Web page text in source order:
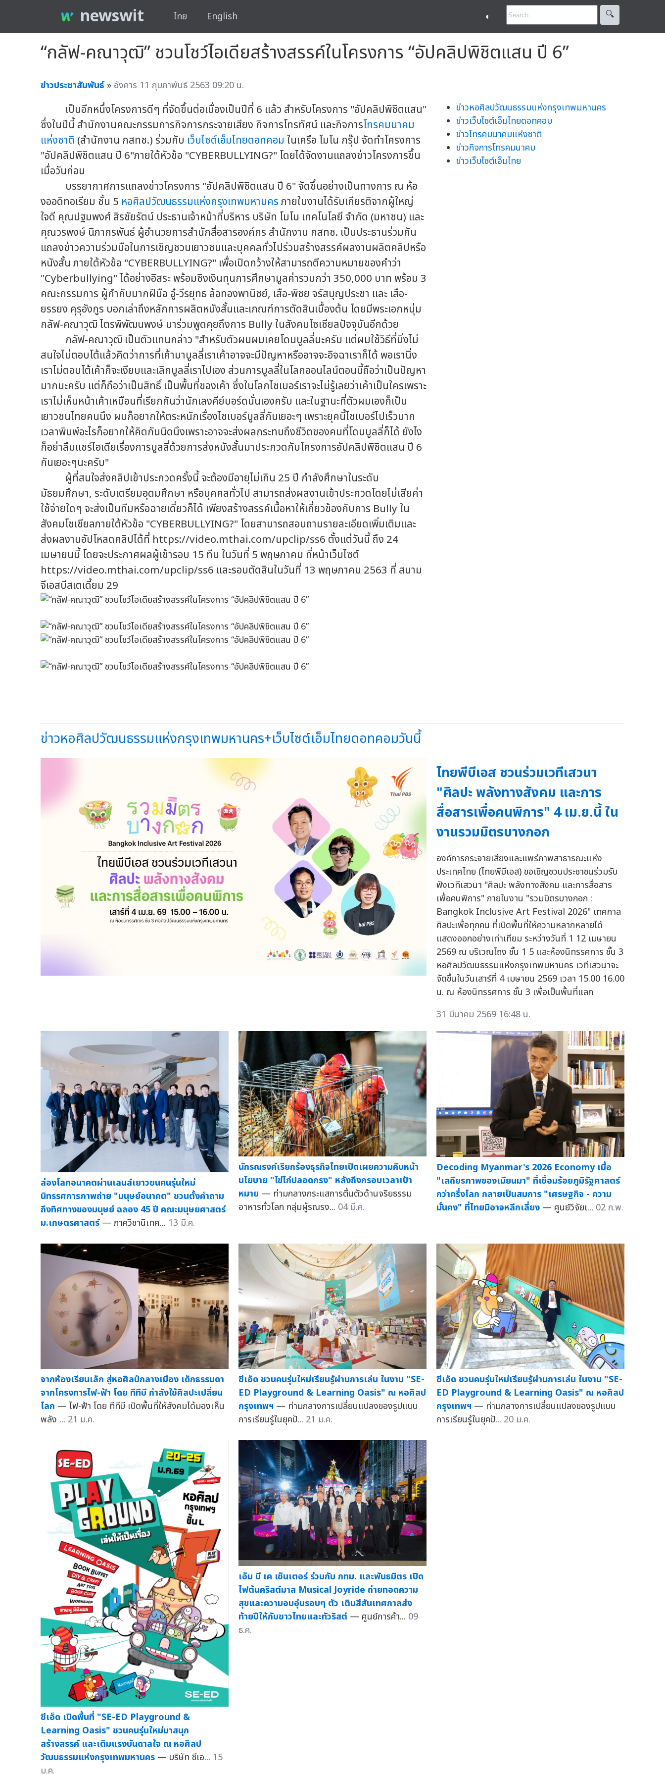
newswit ไทย English ◐ 🔍︎
“กลัฟ-คณาวุฒิ” ชวนโชว์ไอเดียสร้างสรรค์ในโครงการ “อัปคลิปพิชิตแสน ปี 6”
ข่าวประชาสัมพันธ์ » อังคาร 11 กุมภาพันธ์ 2563 09:20 น.
เป็นอีกหนึ่งโครงการดีๆ ที่จัดขึ้นต่อเนื่องเป็นปีที่ 6 แล้ว สำหรับโครงการ "อัปคลิปพิชิตแสน"
ซึ่งในปีนี้ สำนักงานคณะกรรมการกิจการกระจายเสียง กิจการโทรทัศน์ และกิจการโทรคมนาคม
แห่งชาติ (สำนักงาน กสทช.) ร่วมกับ เว็บไซต์เอ็มไทยดอทคอม ในเครือ โมโน กรุ๊ป จัดทำโครงการ
"อัปคลิปพิชิตแสน ปี 6"ภายใต้หัวข้อ "CYBERBULLYING?" โดยได้จัดงานแถลงข่าวโครงการขึ้น
เมื่อวันก่อน
บรรยากาศการแถลงข่าวโครงการ "อัปคลิปพิชิตแสน ปี 6" จัดขึ้นอย่างเป็นทางการ ณ ห้อ
งออดิทอเรียม ชั้น 5 หอศิลปวัฒนธรรมแห่งกรุงเทพมหานครภายในงานได้รับเกียรติจากผู้ใหญ่
ใจดี คุณปฐมพงศ์ สิรชัยรัตน์ ประธานเจ้าหน้าที่บริหาร บริษัท โมโน เทคโนโลยี จำกัด (มหาชน) และ
คุณวรพงษ์ นิภากรพันธ์ ผู้อำนวยการสำนักสื่อสารองค์กร สำนักงาน กสทช. เป็นประธานร่วมกัน
แถลงข่าวความร่วมมือในการเชิญชวนเยาวชนและบุคคลทั่วไปร่วมสร้างสรรค์ผลงานผลิตคลิปหรือ
หนังสั้น ภายใต้หัวข้อ "CYBERBULLYING?" เพื่อเปิดกว้างให้สามารถตีความหมายของคำว่า
"Cyberbullying" ได้อย่างอิสระ พร้อมชิงเงินทุนการศึกษามูลค่ารวมกว่า 350,000 บาท พร้อม 3
คณะกรรมการ ผู้กำกับมากฝีมือ อู๋-วีรยุทธ ล้อทองพานิชย์, เสือ-พิชย จรัสบุญประชา และ เสือ-
ยรรยง คุรุอังกูร บอกเล่าถึงหลักการผลิตหนังสั้นและเกณฑ์การตัดสินเบื้องต้น โดยมีพระเอกหนุ่ม
กลัฟ-คณาวุฒิ ไตรพิพัฒนพงษ์ มาร่วมพูดคุยถึงการ Bully ในสังคมโซเชียลปัจจุบันอีกด้วย
กลัฟ-คณาวุฒิ เป็นตัวแทนกล่าว "สำหรับตัวผมผมเคยโดนบูลลี่นะครับ แต่ผมใช้วิธีที่นิ่งไม่
สนใจไม่ตอบโต้แล้วคิดว่าการที่เค้ามาบูลลี่เราเค้าอาจจะมีปัญหาหรืออาจจะอิจฉาเราก็ได้ พอเรานิ่ง
เราไม่ตอบโต้เค้าก็จะเงียบและเลิกบูลลี่เราไปเอง ส่วนการบูลลี่ในโลกออนไลน์ตอนนี้ถือว่าเป็นปัญหา
มากนะครับ แต่ก็ถือว่าเป็นสิทธิ์ เป็นพื้นที่ของเค้า ซึ่งในโลกไซเบอร์เราจะไม่รู้เลยว่าเค้าเป็นใครเพราะ
เราไม่เห็นหน้าเค้าเหมือนที่เรียกกันว่านักเลงคีย์บอร์ดนั่นเองครับ และในฐานะที่ตัวผมเองก็เป็น
เยาวชนไทยคนนึง ผมก็อยากให้ตระหนักเรื่องไซเบอร์บูลลี่กันเยอะๆ เพราะยุคนี้ไซเบอร์ไปเร็วมาก
เวลาพิมพ์อะไรก็อยากให้คิดกันนิดนึงเพราะอาจจะส่งผลกระทบถึงชีวิตของคนที่โดนบูลลี่ก็ได้ ยังไง
ก็อย่าลืมแชร์ไอเดียเรื่องการบูลลี่ด้วยการส่งหนังสั้นมาประกวดกับโครงการอัปคลิปพิชิตแสน ปี 6
กันเยอะๆนะครับ"
ผู้ที่สนใจส่งคลิปเข้าประกวดครั้งนี้ จะต้องมีอายุไม่เกิน 25 ปี กำลังศึกษาในระดับ
มัธยมศึกษา, ระดับเตรียมอุดมศึกษา หรือบุคคลทั่วไป สามารถส่งผลงานเข้าประกวดโดยไม่เสียค่า
ใช้จ่ายใดๆ จะส่งเป็นทีมหรือฉายเดี่ยวก็ได้ เพียงสร้างสรรค์เนื้อหาให้เกี่ยวข้องกับการ Bully ใน
สังคมโซเชียลภายใต้หัวข้อ "CYBERBULLYING?" โดยสามารถสอบถามรายละเอียดเพิ่มเติมและ
ส่งผลงานอัปโหลดคลิปได้ที่ https://video.mthai.com/upclip/ss6 ตั้งแต่วันนี้ ถึง 24
เมษายนนี้ โดยจะประกาศผลผู้เข้ารอบ 15 ทีม ในวันที่ 5 พฤษภาคม ที่หน้าเว็บไซต์
https://video.mthai.com/upclip/ss6 และรอบตัดสินในวันที่ 13 พฤษภาคม 2563 ที่ สนาม
จีเอสบีสเตเดี้ยม 29
ข่าวหอศิลปวัฒนธรรมแห่งกรุงเทพมหานคร
ข่าวเว็บไซต์เอ็มไทยดอทคอม
ข่าวโทรคมนาคมแห่งชาติ
ข่าวกิจการโทรคมนาคม
ข่าวเว็บไซต์เอ็มไทย
ข่าวหอศิลปวัฒนธรรมแห่งกรุงเทพมหานคร+เว็บไซต์เอ็มไทยดอทคอมวันนี้
ไทยพีบีเอส ชวนร่วมเวทีเสวนา
"ศิลปะ พลังทางสังคม และการ
สื่อสารเพื่อคนพิการ" 4 เม.ย.นี้ ใน
งานรวมมิตรบางกอก
องค์การกระจายเสียงและแพร่ภาพสาธารณะแห่ง
ประเทศไทย (ไทยพีบีเอส) ขอเชิญชวนประชาชนร่วมรับ
ฟังเวทีเสวนา "ศิลปะ พลังทางสังคม และการสื่อสาร
เพื่อคนพิการ" ภายในงาน "รวมมิตรบางกอก :
Bangkok Inclusive Art Festival 2026" เทศกาล
ศิลปะเพื่อทุกคน ที่เปิดพื้นที่ให้ความหลากหลายได้
แสดงออกอย่างเท่าเทียม ระหว่างวันที่ 1 12 เมษายน
2569 ณ บริเวณโถง ชั้น 1 5 และห้องนิทรรศการ ชั้น 3
หอศิลปวัฒนธรรมแห่งกรุงเทพมหานคร เวทีเสวนาจะ
จัดขึ้นในวันเสาร์ที่ 4 เมษายน 2569 เวลา 15.00 16.00
น. ณ ห้องนิทรรศการ ชั้น 3 เพื่อเป็นพื้นที่แลก
31 มีนาคม 2569 16:48 น.
ส่องโลกอนาคตผ่านเลนส์เยาวชนคนรุ่นใหม่
นิทรรศการภาพถ่าย "มนุษย์อนาคต" ชวนตั้งคำถาม
ถึงทิศทางของมนุษย์ ฉลอง 45 ปี คณะมนุษยศาสตร์
ม.เกษตรศาสตร์ — ภาควิชานิเทศ... 13 มี.ค.
นักรณรงค์เรียกร้องธุรกิจไทยเปิดเผยความคืบหน้า
นโยบาย "ไข่ไก่ปลอดกรง" หลังถึงกรอบเวลาเป้า
หมาย — ท่ามกลางกระแสการตื่นตัวด้านจริยธรรม
อาหารทั่วโลก กลุ่มผู้รณรง... 04 มี.ค.
Decoding Myanmar's 2026 Economy เมื่อ
"เสถียรภาพของเมียนมา" ที่เชื่อมร้อยภูมิรัฐศาสตร์
กว่าครึ่งโลก กลายเป็นสมการ "เศรษฐกิจ - ความ
มั่นคง" ที่ไทยมิอาจหลีกเลี่ยง — ศูนย์วิจัยเ... 02 ก.พ.
จากห้องเรียนเล็ก สู่หอศิลป์กลางเมือง เด็กธรรมดา
จากโครงการไฟ-ฟ้า โดย ทีทีบี กำลังใช้ศิลปะเปลี่ยน
โลก — ไฟ-ฟ้า โดย ทีทีบี เปิดพื้นที่ให้สังคมได้มองเห็น
พลัง ... 21 ม.ค.
ซีเอ็ด ชวนคนรุ่นใหม่เรียนรู้ผ่านการเล่น ในงาน "SE-
ED Playground & Learning Oasis" ณ หอศิลป
กรุงเทพฯ — ท่ามกลางการเปลี่ยนแปลงของรูปแบบ
การเรียนรู้ในยุคปั... 21 ม.ค.
ซีเอ็ด ชวนคนรุ่นใหม่เรียนรู้ผ่านการเล่น ในงาน "SE-
ED Playground & Learning Oasis" ณ หอศิลป
กรุงเทพฯ — ท่ามกลางการเปลี่ยนแปลงของรูปแบบ
การเรียนรู้ในยุคปั... 20 ม.ค.
ซีเอ็ด เปิดพื้นที่ "SE-ED Playground &
Learning Oasis" ชวนคนรุ่นใหม่มาสนุก
สร้างสรรค์ และเติมแรงบันดาลใจ ณ หอศิลป
วัฒนธรรมแห่งกรุงเทพมหานคร — บริษัท ซีเอ... 15
ม.ค.
เอ็ม บี เค เซ็นเตอร์ ร่วมกับ กทม. และพันธมิตร เปิด
ไฟต้นคริสต์มาส Musical Joyride ถ่ายทอดความ
สุขและความอบอุ่นรอบๆ ตัว เติมสีสันเทศกาลส่ง
ท้ายปีให้กับชาวไทยและทัวริสต์ — ศูนย์การค้า... 09
ธ.ค.